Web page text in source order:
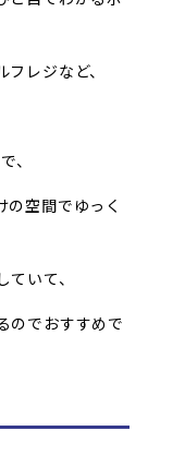
レジなど、
、
の空間でゆっく
いて、
のでおすすめで